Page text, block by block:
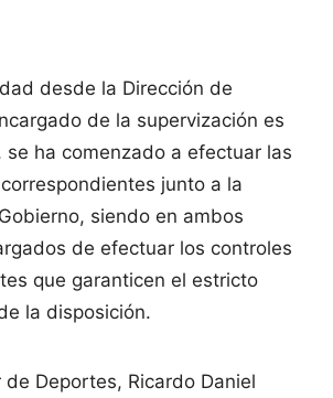
desde la Dirección de
de la supervización es
se ha comenzado a efectuar las
junto a la
siendo en ambos
de efectuar los controles
que garanticen el estricto
la disposición.
de Deportes, Ricardo Daniel